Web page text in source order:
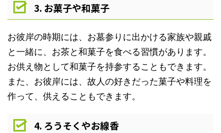
3. お菓子や和菓子
お彼岸の時期には、お墓参りに出かける家族や親戚
と一緒に、お茶と和菓子を食べる習慣があります。
お供え物として和菓子を持参することもできます。
また、お彼岸には、故人の好きだった菓子や料理を
作って、供えることもできます。
4. ろうそくやお線香